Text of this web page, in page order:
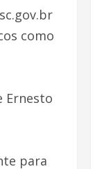
como
Ernesto
para